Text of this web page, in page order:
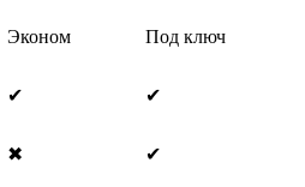
Эконом Под ключ
✔
✔
✖ ✔